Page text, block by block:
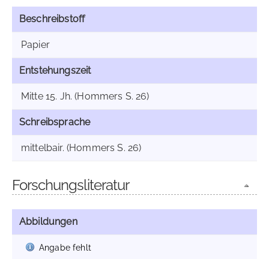
Beschreibstoff
Papier
Entstehungszeit
Mitte 15. Jh. (Hommers S. 26)
Schreibsprache
mittelbair. (Hommers S. 26)
Forschungsliteratur
Abbildungen
Angabe fehlt